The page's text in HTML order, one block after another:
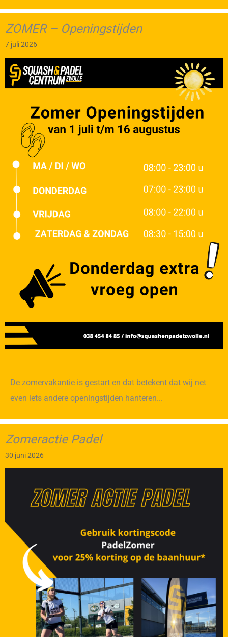
ZOMER – Openingstijden
7 juli 2026
De zomervakantie is gestart en dat betekent dat wij net
even iets andere openingstijden hanteren...
Zomeractie Padel
30 juni 2026